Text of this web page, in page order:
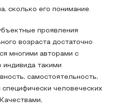
сколько его понимание.
проявления
возраста достаточно
многими авторами с
такими
самостоятельность,
человеческих